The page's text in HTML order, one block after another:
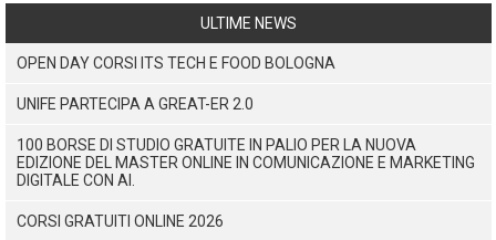
ULTIME NEWS
OPEN DAY CORSI ITS TECH E FOOD BOLOGNA
UNIFE PARTECIPA A GREAT-ER 2.0
100 BORSE DI STUDIO GRATUITE IN PALIO PER LA NUOVA
EDIZIONE DEL MASTER ONLINE IN COMUNICAZIONE E MARKETING
DIGITALE CON AI.
CORSI GRATUITI ONLINE 2026